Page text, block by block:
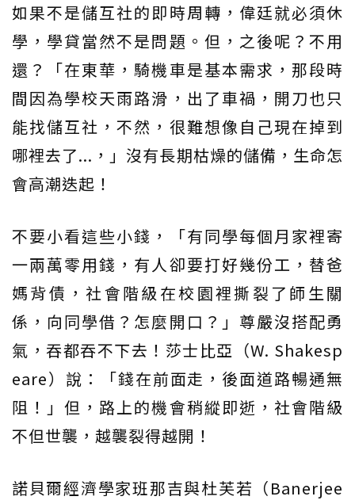
如果不是儲互社的即時周轉，偉廷就必須休
學，學貸當然不是問題。但，之後呢？不用
還？「在東華，騎機車是基本需求，那段時
間因為學校天雨路滑，出了車禍，開刀也只
能找儲互社，不然，很難想像自己現在掉到
哪裡去了...，」沒有長期枯燥的儲備，生命怎
會高潮迭起！
不要小看這些小錢，「有同學每個月家裡寄
一兩萬零用錢，有人卻要打好幾份工，替爸
媽背債，社會階級在校園裡撕裂了師生關
係，向同學借？怎麼開口？」尊嚴沒搭配勇
氣，吞都吞不下去！莎士比亞（W. Shakesp
eare）說：「錢在前面走，後面道路暢通無
阻！」但，路上的機會稍縱即逝，社會階級
不但世襲，越襲裂得越開！
諾貝爾經濟學家班那吉與杜芙若（Banerjee